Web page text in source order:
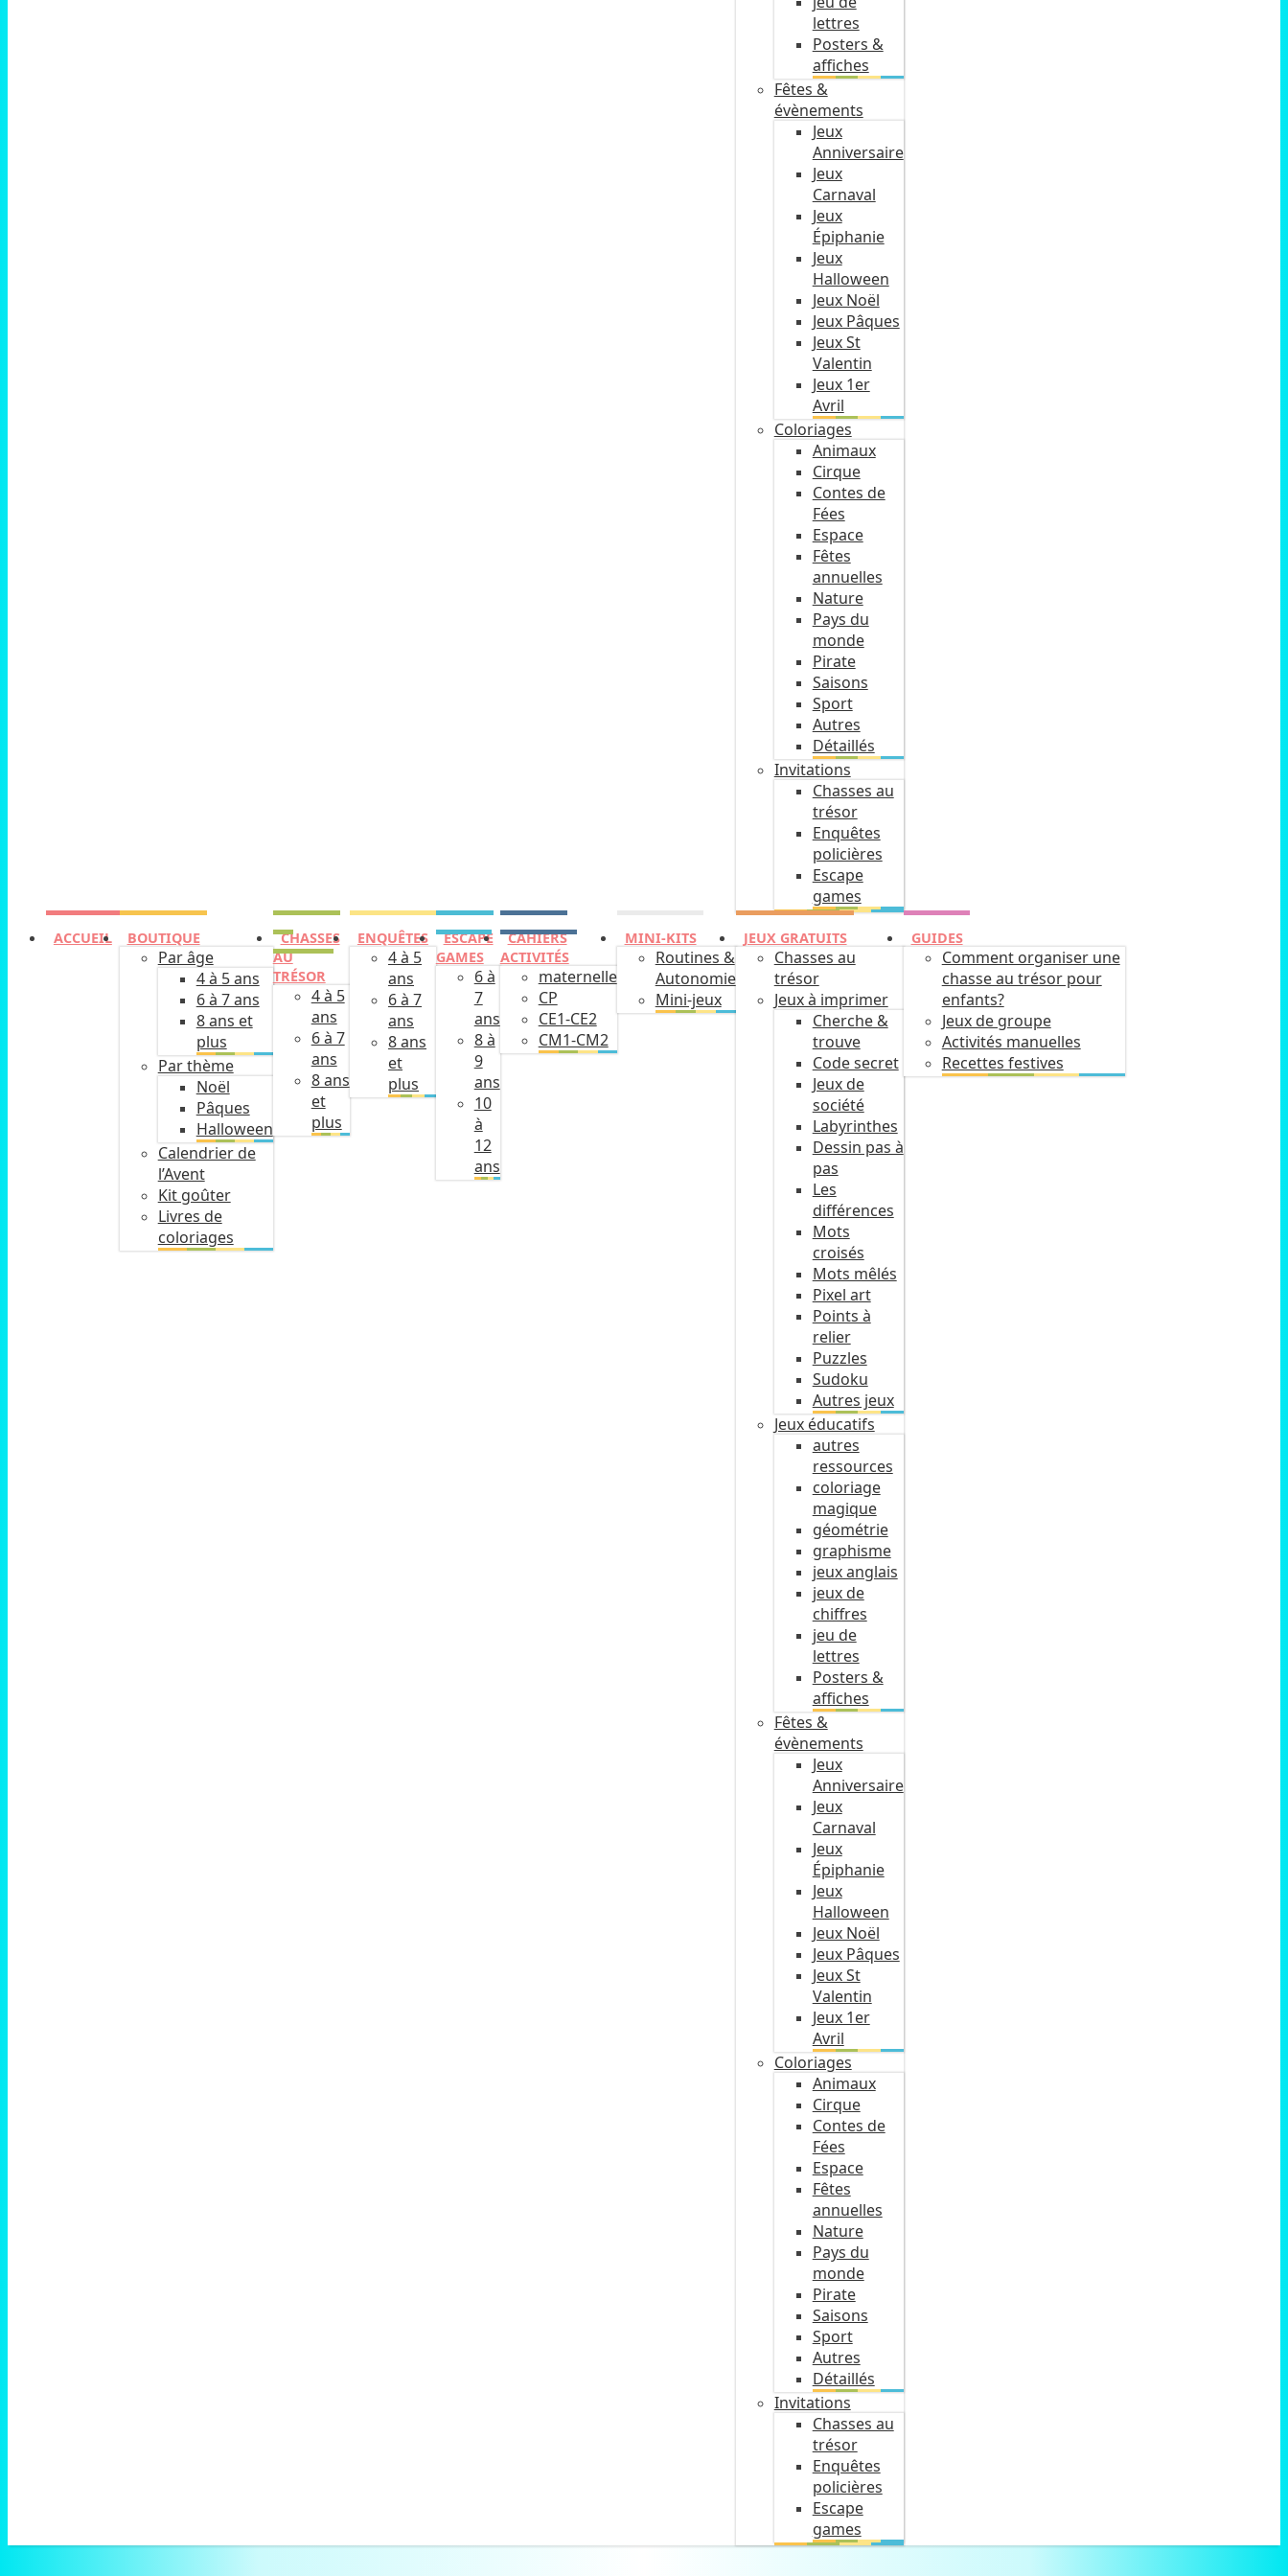
lettres
Posters &
affiches
Fêtes &
évènements
Jeux
Anniversaire
Jeux
Carnaval
Jeux
Épiphanie
Jeux
Halloween
Jeux Noël
Jeux Pâques
Jeux St
Valentin
Jeux 1er
Avril
Coloriages
Animaux
Cirque
Contes de
Fées
Espace
Fêtes
annuelles
Nature
Pays du
monde
Pirate
Saisons
Sport
Autres
Détaillés
Invitations
Chasses au
trésor
Enquêtes
policières
Escape
games
ACCUEIL BOUTIQUE
Par âge
4 à 5 ans
6 à 7 ans
8 ans et
plus
Par thème
Noël
Pâques
Halloween
Calendrier de
l’Avent
Kit goûter
Livres de
coloriages
CHASSES
AU
TRÉSOR
4 à 5
ans
6 à 7
ans
8 ans
et
plus
ENQUÊTES
4 à 5
ans
6 à 7
ans
8 ans
et
plus
ESCAPE
GAMES
6 à
7
ans
8 à
9
ans
10
à
12
ans
CAHIERS
ACTIVITÉS
maternelle
CP
CE1-CE2
CM1-CM2
MINI-KITS
Routines &
Autonomie
Mini-jeux
JEUX GRATUITS
Chasses au
trésor
Jeux à imprimer
Cherche &
trouve
Code secret
Jeux de
société
Labyrinthes
Dessin pas à
pas
Les
différences
Mots
croisés
Mots mêlés
Pixel art
Points à
relier
Puzzles
Sudoku
Autres jeux
Jeux éducatifs
autres
ressources
coloriage
magique
géométrie
graphisme
jeux anglais
jeux de
chiffres
jeu de
lettres
Posters &
affiches
Fêtes &
évènements
Jeux
Anniversaire
Jeux
Carnaval
Jeux
Épiphanie
Jeux
Halloween
Jeux Noël
Jeux Pâques
Jeux St
Valentin
Jeux 1er
Avril
Coloriages
Animaux
Cirque
Contes de
Fées
Espace
Fêtes
annuelles
Nature
Pays du
monde
Pirate
Saisons
Sport
Autres
Détaillés
Invitations
Chasses au
trésor
Enquêtes
policières
Escape
games
GUIDES
Comment organiser une
chasse au trésor pour
enfants?
Jeux de groupe
Activités manuelles
Recettes festives